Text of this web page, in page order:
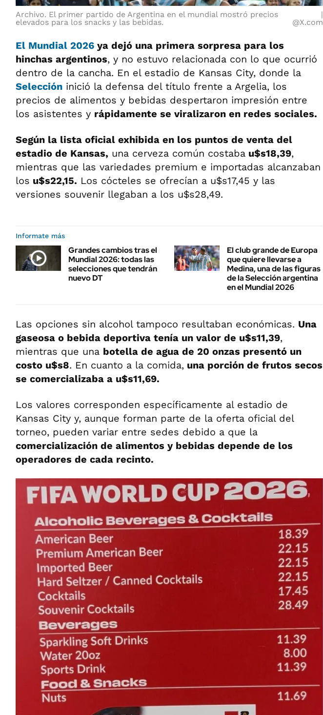
Archivo. El primer partido de Argentina en el mundial mostró precios
elevados para los snacks y las bebidas.
@X.com
El Mundial 2026 ya dejó una primera sorpresa para los
hinchas argentinos, y no estuvo relacionada con lo que ocurrió
dentro de la cancha. En el estadio de Kansas City, donde la
Selección inició la defensa del título frente a Argelia, los
precios de alimentos y bebidas despertaron impresión entre
los asistentes y rápidamente se viralizaron en redes sociales.
Según la lista oficial exhibida en los puntos de venta del
estadio de Kansas, una cerveza común costaba u$s18,39,
mientras que las variedades premium e importadas alcanzaban
los u$s22,15. Los cócteles se ofrecían a u$s17,45 y las
versiones souvenir llegaban a los u$s28,49.
Informate más
Grandes cambios tras el
Mundial 2026: todas las
selecciones que tendrán
nuevo DT
El club grande de Europa
que quiere llevarse a
Medina, una de las figuras
de la Selección argentina
en el Mundial 2026
Las opciones sin alcohol tampoco resultaban económicas. Una
gaseosa o bebida deportiva tenía un valor de u$s11,39,
mientras que una botella de agua de 20 onzas presentó un
costo u$s8. En cuanto a la comida, una porción de frutos secos
se comercializaba a u$s11,69.
Los valores corresponden específicamente al estadio de
Kansas City y, aunque forman parte de la oferta oficial del
torneo, pueden variar entre sedes debido a que la
comercialización de alimentos y bebidas depende de los
operadores de cada recinto.